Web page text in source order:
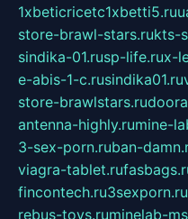
1xbeticricetc1xbetti5.ru
store-brawl-stars.rukts-
sindika-01.rusp-life.rux-
e-abis-1-c.rusindika01.ru
store-brawlstars.ru
antenna-highly.rumine-
3-sex-porn.ruban-
viagra-tablet.ru
fincontech.ru3sexporn.ru
rebus-toys.ruminelab-